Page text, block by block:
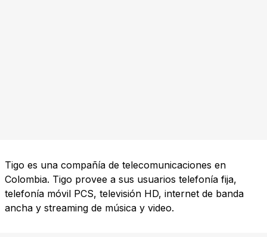
Tigo es una compañía de telecomunicaciones en
Colombia. Tigo provee a sus usuarios telefonía fija,
telefonía móvil PCS, televisión HD, internet de banda
ancha y streaming de música y video.